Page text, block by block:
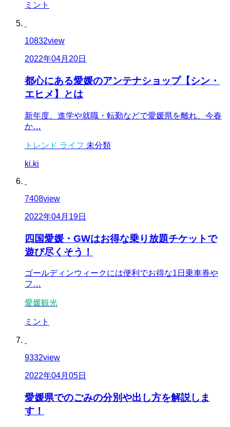
ミント
10832view
2022年04月20日
都心にある愛媛のアンテナショップ【シン・
エヒメ】とは
新年度、進学や就職・転勤などで愛媛県を離れ、今春
か…
トレンド ライフ 未分類
ki.ki
7408view
2022年04月19日
四国愛媛・GWはお得な乗り放題チケットで
遊び尽くそう！
ゴールディンウィークには便利でお得な1日乗車券や
フ…
愛媛観光
ミント
9332view
2022年04月05日
愛媛県でのごみの分別や出し方を解説しま
す！